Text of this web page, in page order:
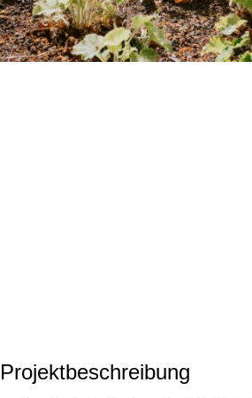
Projektbeschreibung